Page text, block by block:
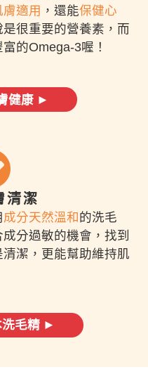
適用 ，還能保健心
是很重要的營養素，而
的Omega-3喔！
健康 ►
清潔
成分天然溫和 的洗毛
分過敏的機會，找到
潔，更能幫助維持肌
毛精 ►